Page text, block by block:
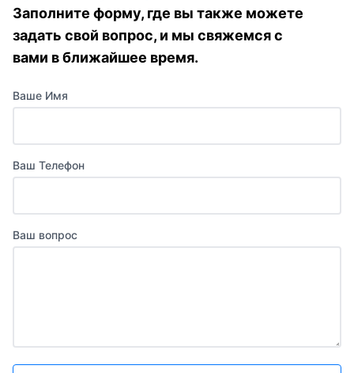
Заполните форму, где вы также можете
задать свой вопрос, и мы свяжемся с
вами в ближайшее время.
Ваше Имя
Ваш Телефон
Ваш вопрос